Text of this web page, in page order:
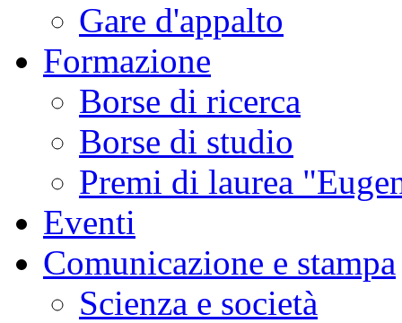
Gare d'appalto
Formazione
Borse di ricerca
Borse di studio
Premi di laurea
Eventi
Comunicazione e stampa
Scienza e società